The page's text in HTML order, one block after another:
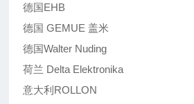
德国EHB
德国 GEMUE 盖米
德国Walter Nuding
荷兰 Delta Elektronika
意大利ROLLON